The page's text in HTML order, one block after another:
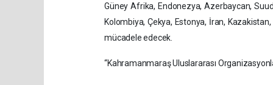
Güney Afrika, Endonezya, Azerbaycan,
Kolombiya, Çekya, Estonya, İran,
mücadele edecek.
“Kahramanmaraş Uluslararası